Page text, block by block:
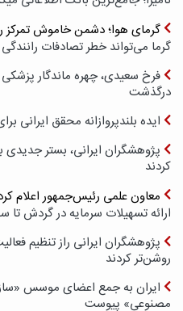
گرمای هوا؛ دشمن خاموش تمرکز
گرما می‌تواند خطر تصادفات
فرخ سعیدی، چهره ماندگار
درگذشت
ایده بلندپروازانه محقق ایرانی
پژوهشگران ایرانی، بستر
کردند
معاون علمی رئیس‌جمهور اعلام
ارائه تسهیلات سرمایه در گردش تا سقف ۱۰۰ درصد فروش
پژوهشگران ایرانی راز تنظیم
روشن‌تر کردند
ایران به جمع اعضای موسس
مصنوعی» پیوست